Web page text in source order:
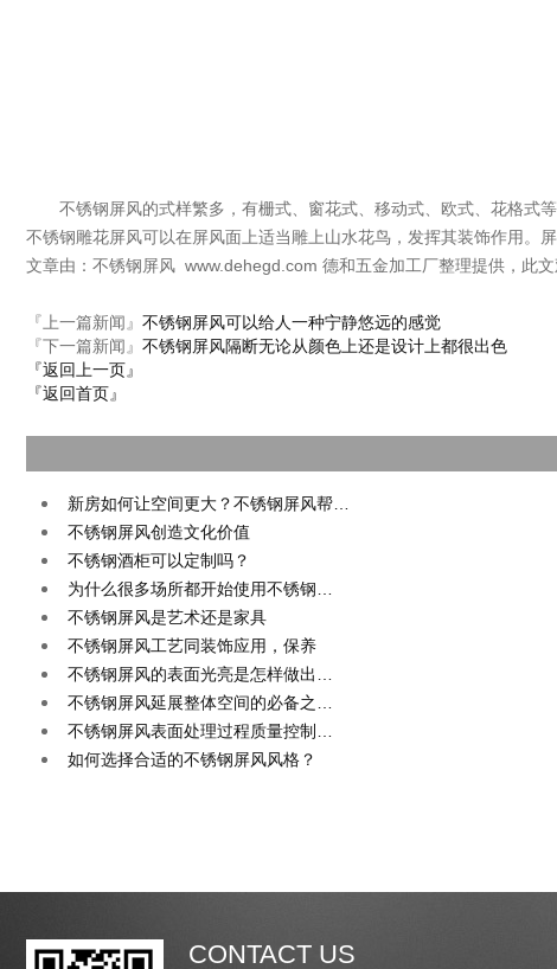
不锈钢屏风的式样繁多，有栅式、窗花式、移动式、欧式、花格式等
不锈钢雕花屏风可以在屏风面上适当雕上山水花鸟，发挥其装饰作用。
文章由：不锈钢屏风 www.dehegd.com 德和五金加工厂整理提供，此
『上一篇新闻』 不锈钢屏风可以给人一种宁静悠远的感觉
『下一篇新闻』 不锈钢屏风隔断无论从颜色上还是设计上都很出色
『返回上一页』
『返回首页』
新房如何让空间更大？不锈钢屏风帮…
不锈钢屏风创造文化价值
不锈钢酒柜可以定制吗？
为什么很多场所都开始使用不锈钢…
不锈钢屏风是艺术还是家具
不锈钢屏风工艺同装饰应用，保养
不锈钢屏风的表面光亮是怎样做出…
不锈钢屏风延展整体空间的必备之…
不锈钢屏风表面处理过程质量控制…
如何选择合适的不锈钢屏风风格？
CONTACT US